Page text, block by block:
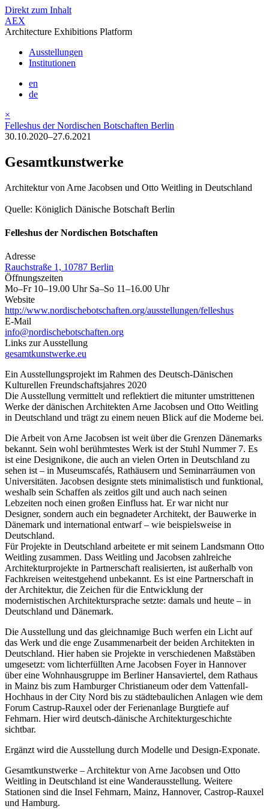
Direkt zum Inhalt
AEX
Architecture Exhibitions Platform
Ausstellungen
Institutionen
en
de
×
Felleshus der Nordischen Botschaften Berlin
30.10.2020–27.6.2021
Gesamtkunstwerke
Architektur von Arne Jacobsen und Otto Weitling in Deutschland
Quelle: Königlich Dänische Botschaft Berlin
Felleshus der Nordischen Botschaften
Adresse
Rauchstraße 1, 10787 Berlin
Öffnungszeiten
Mo–Fr 10–19.00 Uhr Sa–So 11–16.00 Uhr
Website
http://www.nordischebotschaften.org/ausstellungen/felleshus
E-Mail
info@nordischebotschaften.org
Links zur Ausstellung
gesamtkunstwerke.eu
Ein Ausstellungsprojekt im Rahmen des Deutsch-Dänischen
Kulturellen Freundschaftsjahres 2020
Die Ausstellung vermittelt und reflektiert die mitunter umstrittenen
Werke der dänischen Architekten Arne Jacobsen und Otto Weitling
in Deutschland und trägt zu einem neuen Blick auf die Moderne bei.
Die Arbeit von Arne Jacobsen ist weit über die Grenzen Dänemarks
bekannt. Sein wohl berühmtestes Werk ist der Stuhl Nummer 7. Es
ist eine Designikone, die auch an vielen Orten in Deutschland zu
sehen ist – in Museumscafés, Rathäusern und Seminarräumen von
Universitäten. Jacobsen designte stets minimalistisch und funktional,
weshalb sein Schaffen als zeitlos gilt und auch nach seinen
Lebzeiten noch einen großen Einfluss hat. Er war nicht nur
Designer, sondern auch ein begnadeter Architekt, der Bauwerke in
Dänemark und international entwarf – wie beispielsweise in
Deutschland.
Für Projekte in Deutschland arbeitete er mit seinem Landsmann Otto
Weitling zusammen. Dass Weitling und Jacobsen zahlreiche
Architekturprojekte in Partnerschaft realisierten, ist außerhalb von
Fachkreisen weitestgehend unbekannt. Es ist eine Partnerschaft in
der Architektur, die Zeichen für die Entwicklung der
modernistischen Architektursprache setzte: damals und heute – in
Deutschland und Dänemark.
Die Ausstellung und das gleichnamige Buch werfen ein Licht auf
das Werk und die enge Zusammenarbeit der beiden Architekten in
Deutschland. Hier haben sie Projekte in verschiedenen Maßstäben
umgesetzt: vom lichterfüllten Arne Jacobsen Foyer in Hannover
über eine Wohnhausgruppe im Berliner Hansaviertel, dem Rathaus
in Mainz bis zum Hamburger Christianeum oder dem Vattenfall-
Hochhaus in der City Nord bis zu städtebaulichen Anlagen wie dem
Forum Castrup-Rauxel oder der Ferienanlage Burgtiefe auf
Fehmarn. Hier wird deutsch-dänische Architekturgeschichte
sichtbar.
Ergänzt wird die Ausstellung durch Modelle und Design-Exponate.
Gesamtkunstwerke – Architektur von Arne Jacobsen und Otto
Weitling in Deutschland ist eine Wanderausstellung. Weitere
Stationen sind die Insel Fehmarn, Mainz, Hannover, Castrop-Rauxel
und Hamburg.